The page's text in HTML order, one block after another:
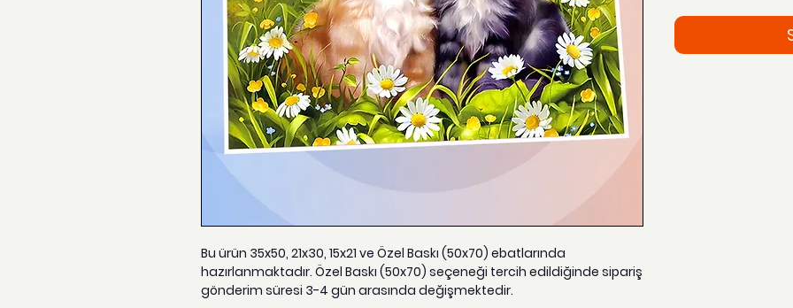
Bu ürün 35x50, 21x30, 15x21 ve Özel Baskı (50x70) ebatlarında
hazırlanmaktadır. Özel Baskı (50x70) seçeneği tercih edildiğinde sipariş
gönderim süresi 3-4 gün arasında değişmektedir.